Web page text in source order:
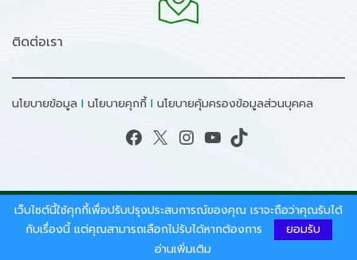
ติดต่อเรา
นโยบายข้อมูล I นโยบายคุกกี้ I นโยบายคุ้มครองข้อมูลส่วนบุคคล
Facebook X Instagram YouTube TikTok
สงวนลิขสิทธิ์ © 2026 - สำนักงานนโยบายและแผน
ทรัพยากรธรรมชาติและสิ่งแวดล้อม.
เว็บไซต์นี้ใช้คุกกี้เพื่อปรับปรุงประสบการณ์ของคุณ เราจะถือว่าคุณรับได้
กับเรื่องนี้ แต่คุณสามารถเลือกไม่รับได้หากต้องการ
ยอมรับ
อ่านเพิ่มเติม